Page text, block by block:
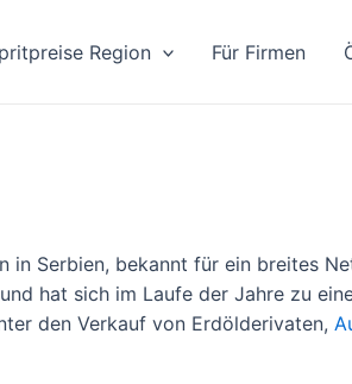
Region Für Firmen
in Serbien, bekannt für ein breites
hat sich im Laufe der Jahre zu
den Verkauf von Erdölderivaten,